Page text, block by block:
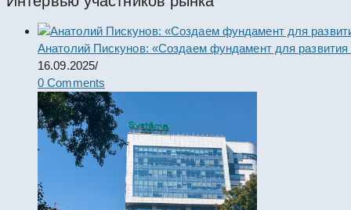
Анатолий Пискунов: «Создаем фундамент для развития
16.09.2025/
0 Comments